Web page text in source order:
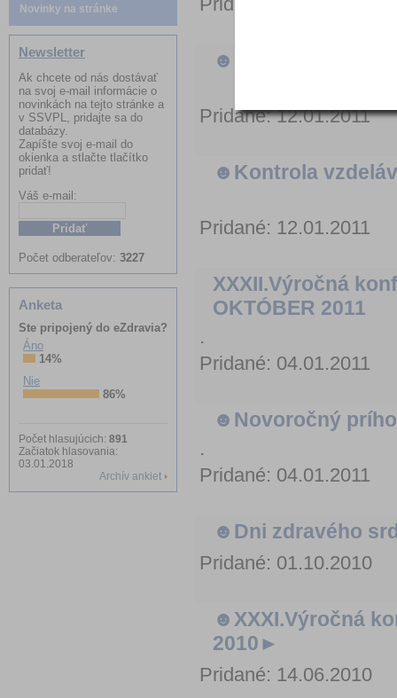
Novinky na stránke
Newsletter
Ak chcete od nás dostávať
na svoj e-mail informácie o
novinkách na tejto stránke a
v SSVPL, pridajte sa do
databázy.
Zapíšte svoj e-mail do
okienka a stlačte tlačítko
pridať!
Váš e-mail:
Počet odberateľov: 3227
Anketa
Ste pripojený do eZdravia?
Áno
14%
Nie
86%
Počet hlasujúcich: 891
Začiatok hlasovania:
03.01.2018
Archív ankiet
Pridané: 03.02.2011
☻Naše
Pridané: 12.01.2011
☻Kontrola
Pridané: 12.01.2011
XXXII.Výročná
OKTÓBER 2011
.
Pridané: 04.01.2011
☻Novoročný
.
Pridané: 04.01.2011
☻Dni zdravého
Pridané: 01.10.2010
☻XXXI.Výročná
2010►
Pridané: 14.06.2010